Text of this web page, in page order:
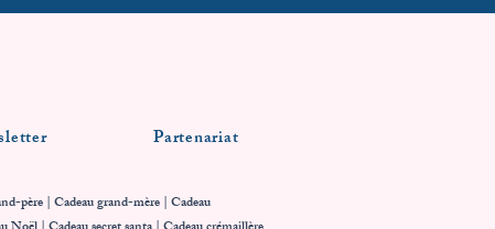
Partenariat
père | Cadeau grand-mère | Cadeau